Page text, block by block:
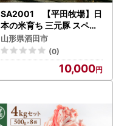
SA2001 【平田牧場】日
本の米育ち 三元豚 スペア
リブ 485g×3パック
山形県酒田市
(0)
10,000